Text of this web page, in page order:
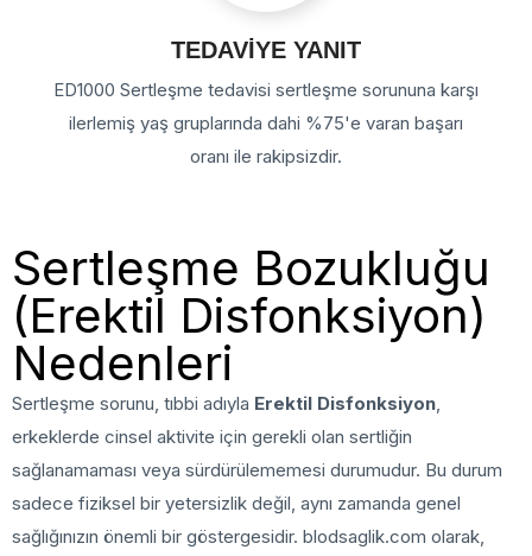
TEDAVİYE YANIT
ED1000 Sertleşme tedavisi sertleşme sorununa karşı
ilerlemiş yaş gruplarında dahi %75'e varan başarı
oranı ile rakipsizdir.
Sertleşme Bozukluğu
(Erektil Disfonksiyon)
Nedenleri
Sertleşme sorunu, tıbbi adıyla Erektil Disfonksiyon,
erkeklerde cinsel aktivite için gerekli olan sertliğin
sağlanamaması veya sürdürülememesi durumudur. Bu durum
sadece fiziksel bir yetersizlik değil, aynı zamanda genel
sağlığınızın önemli bir göstergesidir. blodsaglik.com olarak,